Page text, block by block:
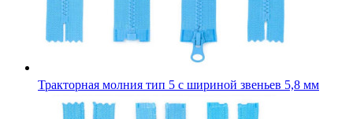
Тракторная молния тип 5 с шириной звеньев 5,8 мм